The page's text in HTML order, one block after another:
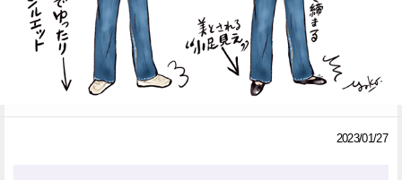
ウートピとは？
Facebook Twitter
2023/01/27